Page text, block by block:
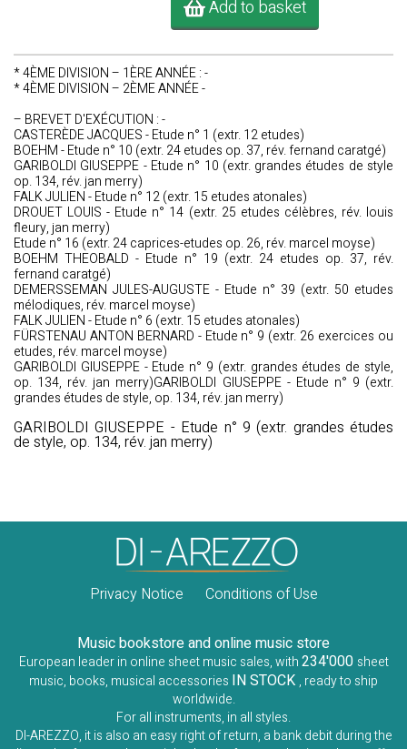
Add to basket
* 4ÈME DIVISION – 1ÈRE ANNÉE : -
* 4ÈME DIVISION – 2ÈME ANNÉE -
– BREVET D'EXÉCUTION : -
CASTERÈDE JACQUES - Etude n° 1 (extr. 12 etudes)
BOEHM - Etude n° 10 (extr. 24 etudes op. 37, rév. fernand caratgé)
GARIBOLDI GIUSEPPE - Etude n° 10 (extr. grandes études de style
op. 134, rév. jan merry)
FALK JULIEN - Etude n° 12 (extr. 15 etudes atonales)
DROUET LOUIS - Etude n° 14 (extr. 25 etudes célèbres, rév. louis
fleury, jan merry)
Etude n° 16 (extr. 24 caprices-etudes op. 26, rév. marcel moyse)
BOEHM THEOBALD - Etude n° 19 (extr. 24 etudes op. 37, rév.
fernand caratgé)
DEMERSSEMAN JULES-AUGUSTE - Etude n° 39 (extr. 50 etudes
mélodiques, rév. marcel moyse)
FALK JULIEN - Etude n° 6 (extr. 15 etudes atonales)
FÜRSTENAU ANTON BERNARD - Etude n° 9 (extr. 26 exercices ou
etudes, rév. marcel moyse)
GARIBOLDI GIUSEPPE - Etude n° 9 (extr. grandes études de style,
op. 134, rév. jan merry)GARIBOLDI GIUSEPPE - Etude n° 9 (extr.
grandes études de style, op. 134, rév. jan merry)
GARIBOLDI GIUSEPPE - Etude n° 9 (extr. grandes études
de style, op. 134, rév. jan merry)
Privacy Notice Conditions of Use
Music bookstore and online music store
European leader in online sheet music sales, with234'000 sheet
music, books, musical accessories IN STOCK , ready to ship
worldwide.
For all instruments, in all styles.
DI-AREZZO, it is also an easy right of return, a bank debit during the